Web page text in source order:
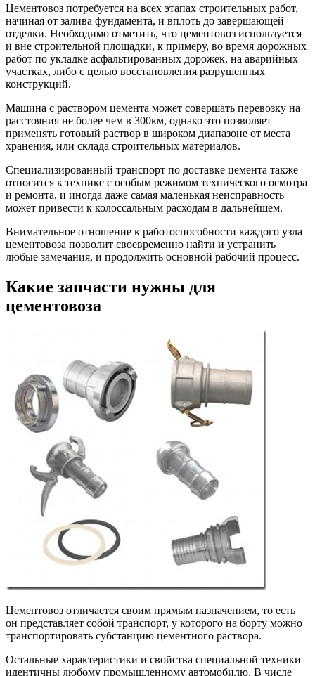
Цементовоз потребуется на всех этапах строительных работ,
начиная от залива фундамента, и вплоть до завершающей
отделки. Необходимо отметить, что цементовоз используется
и вне строительной площадки, к примеру, во время дорожных
работ по укладке асфальтированных дорожек, на аварийных
участках, либо с целью восстановления разрушенных
конструкций.
Машина с раствором цемента может совершать перевозку на
расстояния не более чем в 300км, однако это позволяет
применять готовый раствор в широком диапазоне от места
хранения, или склада строительных материалов.
Специализированный транспорт по доставке цемента также
относится к технике с особым режимом технического осмотра
и ремонта, и иногда даже самая маленькая неисправность
может привести к колоссальным расходам в дальнейшем.
Внимательное отношение к работоспособности каждого узла
цементовоза позволит своевременно найти и устранить
любые замечания, и продолжить основной рабочий процесс.
Какие запчасти нужны для
цементовоза
Цементовоз отличается своим прямым назначением, то есть
он представляет собой транспорт, у которого на борту можно
транспортировать субстанцию цементного раствора.
Остальные характеристики и свойства специальной техники
идентичны любому промышленному автомобилю. В числе